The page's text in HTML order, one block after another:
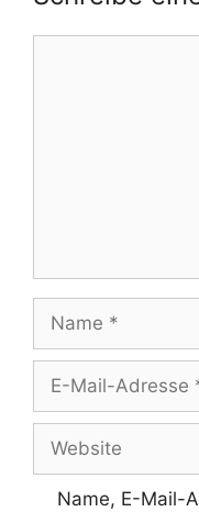
Mail-
Adresse
Name, E-Mail-